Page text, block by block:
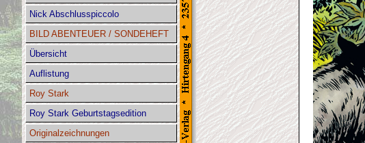
Nick Abschlusspiccolo
BILD ABENTEUER / SONDEHEFT
Übersicht
Auflistung
Roy Stark
Roy Stark Geburtstagsedition
Originalzeichnungen